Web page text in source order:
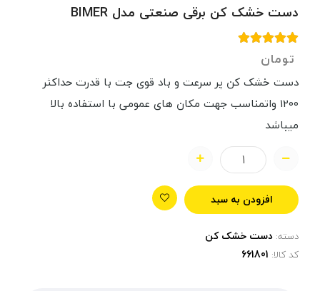
دست خشک کن برقی صنعتی مدل BIMER
تومان
دست خشک کن پر سرعت و باد قوی جت با قدرت حداکثر
1200 واتمناسب جهت مکان های عمومی با استفاده بالا
میباشد
افزودن به سبد
دسته: دست خشک کن
کد کالا: